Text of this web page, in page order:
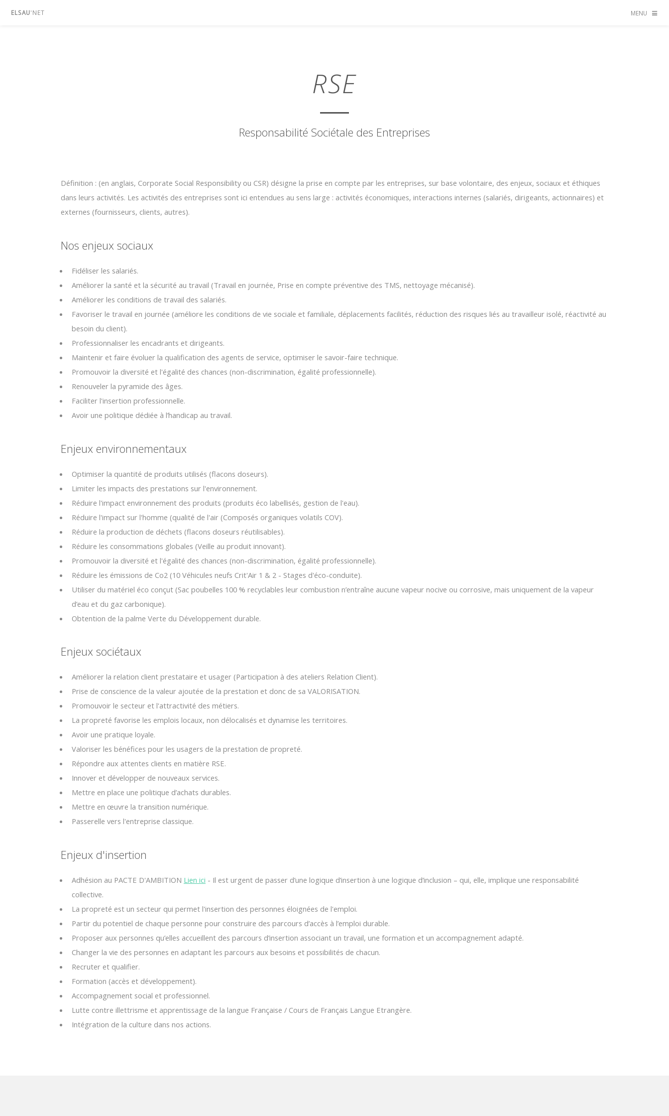
ELSAU'NET MENU
RSE
Responsabilité Sociétale des Entreprises
Définition : (en anglais, Corporate Social Responsibility ou CSR) désigne la prise en compte par les entreprises, sur base volontaire, des enjeux, sociaux et éthiques
dans leurs activités. Les activités des entreprises sont ici entendues au sens large : activités économiques, interactions internes (salariés, dirigeants, actionnaires) et
externes (fournisseurs, clients, autres).
Nos enjeux sociaux
Fidéliser les salariés.
Améliorer la santé et la sécurité au travail (Travail en journée, Prise en compte préventive des TMS, nettoyage mécanisé).
Améliorer les conditions de travail des salariés.
Favoriser le travail en journée (améliore les conditions de vie sociale et familiale, déplacements facilités, réduction des risques liés au travailleur isolé, réactivité au
besoin du client).
Professionnaliser les encadrants et dirigeants.
Maintenir et faire évoluer la qualification des agents de service, optimiser le savoir-faire technique.
Promouvoir la diversité et l'égalité des chances (non-discrimination, égalité professionnelle).
Renouveler la pyramide des âges.
Faciliter l'insertion professionnelle.
Avoir une politique dédiée à l’handicap au travail.
Enjeux environnementaux
Optimiser la quantité de produits utilisés (flacons doseurs).
Limiter les impacts des prestations sur l'environnement.
Réduire l'impact environnement des produits (produits éco labellisés, gestion de l'eau).
Réduire l'impact sur l'homme (qualité de l'air (Composés organiques volatils COV).
Réduire la production de déchets (flacons doseurs réutilisables).
Réduire les consommations globales (Veille au produit innovant).
Promouvoir la diversité et l'égalité des chances (non-discrimination, égalité professionnelle).
Réduire les émissions de Co2 (10 Véhicules neufs Crit'Air 1 & 2 - Stages d'éco-conduite).
Utiliser du matériel éco conçut (Sac poubelles 100 % recyclables leur combustion n’entraîne aucune vapeur nocive ou corrosive, mais uniquement de la vapeur
d’eau et du gaz carbonique).
Obtention de la palme Verte du Développement durable.
Enjeux sociétaux
Améliorer la relation client prestataire et usager (Participation à des ateliers Relation Client).
Prise de conscience de la valeur ajoutée de la prestation et donc de sa VALORISATION.
Promouvoir le secteur et l'attractivité des métiers.
La propreté favorise les emplois locaux, non délocalisés et dynamise les territoires.
Avoir une pratique loyale.
Valoriser les bénéfices pour les usagers de la prestation de propreté.
Répondre aux attentes clients en matière RSE.
Innover et développer de nouveaux services.
Mettre en place une politique d’achats durables.
Mettre en œuvre la transition numérique.
Passerelle vers l'entreprise classique.
Enjeux d'insertion
Adhésion au PACTE D'AMBITION Lien ici - Il est urgent de passer d’une logique d’insertion à une logique d’inclusion – qui, elle, implique une responsabilité
collective.
La propreté est un secteur qui permet l'insertion des personnes éloignées de l'emploi.
Partir du potentiel de chaque personne pour construire des parcours d’accès à l’emploi durable.
Proposer aux personnes qu’elles accueillent des parcours d’insertion associant un travail, une formation et un accompagnement adapté.
Changer la vie des personnes en adaptant les parcours aux besoins et possibilités de chacun.
Recruter et qualifier.
Formation (accès et développement).
Accompagnement social et professionnel.
Lutte contre illettrisme et apprentissage de la langue Française / Cours de Français Langue Etrangère.
Intégration de la culture dans nos actions.